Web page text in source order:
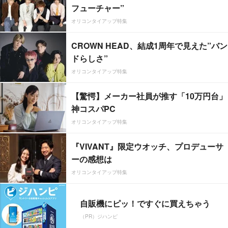
フューチャー”
オリコンタイアップ特集
CROWN HEAD、結成1周年で見えた”バン
ドらしさ”
オリコンタイアップ特集
【驚愕】メーカー社員が推す「10万円台」
神コスパPC
オリコンタイアップ特集
『VIVANT』限定ウオッチ、プロデューサ
ーの感想は
オリコンタイアップ特集
自販機にピッ！ですぐに買えちゃう
（PR）ジハンピ